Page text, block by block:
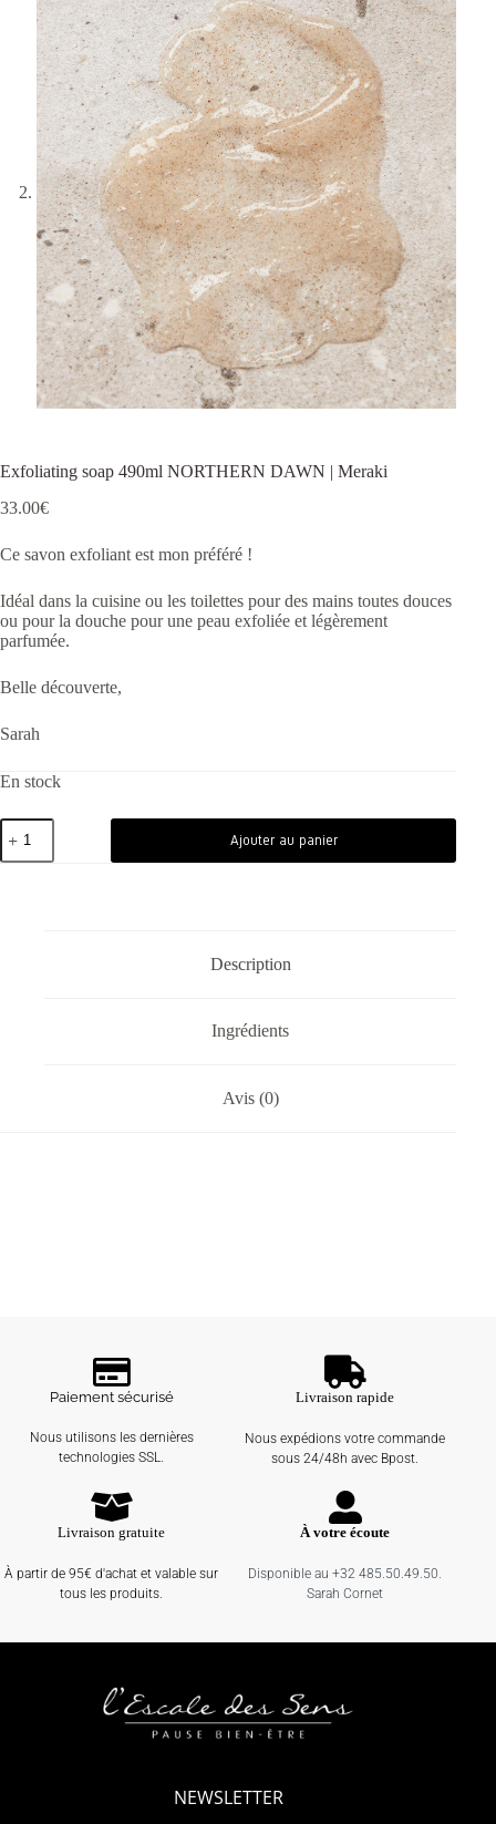
Exfoliating soap 490ml NORTHERN DAWN | Meraki
33.00€
Ce savon exfoliant est mon préféré !
Idéal dans la cuisine ou les toilettes pour des mains toutes douces
ou pour la douche pour une peau exfoliée et légèrement
parfumée.
Belle découverte,
Sarah
En stock
Ajouter au panier
Description
Ingrédients
Avis (0)
Paiement sécurisé
Nous utilisons les dernières
technologies SSL.
Livraison rapide
Nous expédions votre commande
sous 24/48h avec Bpost.
Livraison gratuite
À partir de 95€ d'achat et valable sur
tous les produits.
À votre écoute
Disponible au +32 485.50.49.50.
Sarah Cornet
NEWSLETTER